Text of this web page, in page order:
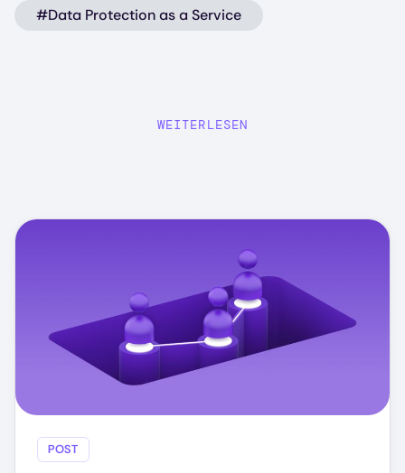
#Data Protection as a Service
WEITERLESEN
POST